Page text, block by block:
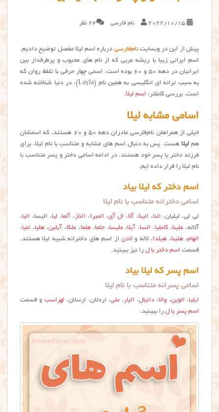
2022/10/15 نام فارسی 24 نظر
پیش از این در وبسایتنام‌فارسی درباره اسم لیلا مفصل توضیح دادیم.
اسم ایرانی زیبا با ریشه عربی که از نام های محبوب و پرطرفدار بین
ایرانیان در دهه ۵۰ و ۶۰ بوده است. اسمی چهار حرفی با تلفظ روان که
به سبب ترانه ای انگلیسی به همین نام (Layla)، در دنیا شناخته شده
است. بررسی کاملتر: اسم لیلا.
اسامی مشابه لیلا
خیلی از همراهان نام‌فارسی مادران دهه ۵۰ و ۶۰ هستند، که اسمشان
هم لیلاهست. پس به دنبال اسم های مشابه و متناسب با نام ليلا، برای
فرزند دختر یا پسر خود هستند. در ادامه اسامی دختر و پسر متناسب با
نام لیلا را قرار داده ایم.
اسم دختر که لیلا بیاد
اسامی دخترانه متناسب با نام لیلا
لی لی، لیلیان، النا، الینا، آلا، ال آی، المیرا، الناز، آلما، لیا، الیسا، الیا،
آلاله، ملینا،کاملیا، السا، آیلا،ملیسا، حلما،هلما،ملکا، آیلین،هلیا، لنیا،
الهام،هلینا، هیلدا، لاله ولادن از اسم های دخترانه شبیه لیلا هستند.
قسمت اسم دختر با ل را نیز ببینید.
اسم پسر که لیلا بیاد
اسامی پسرانه متناسب با نام لیلا
ایلیا، الوین، والا،دانیال، الیار، علی، اردلان، ارسلان، لهراسب و قسمت
اسم پسر با ل را ببینید.